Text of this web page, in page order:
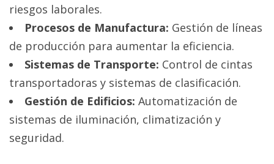
riesgos laborales.
Procesos de Manufactura: Gestión de líneas
de producción para aumentar la eficiencia.
Sistemas de Transporte: Control de cintas
transportadoras y sistemas de clasificación.
Gestión de Edificios: Automatización de
sistemas de iluminación, climatización y
seguridad.